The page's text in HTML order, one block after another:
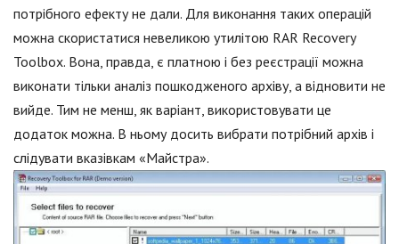
потрібного ефекту не дали. Для виконання таких операцій
можна скористатися невеликою утилітою RAR Recovery
Toolbox. Вона, правда, є платною і без реєстрації можна
виконати тільки аналіз пошкодженого архіву, а відновити не
вийде. Тим не менш, як варіант, використовувати це
додаток можна. В ньому досить вибрати потрібний архів і
слідувати вказівкам «Майстра».